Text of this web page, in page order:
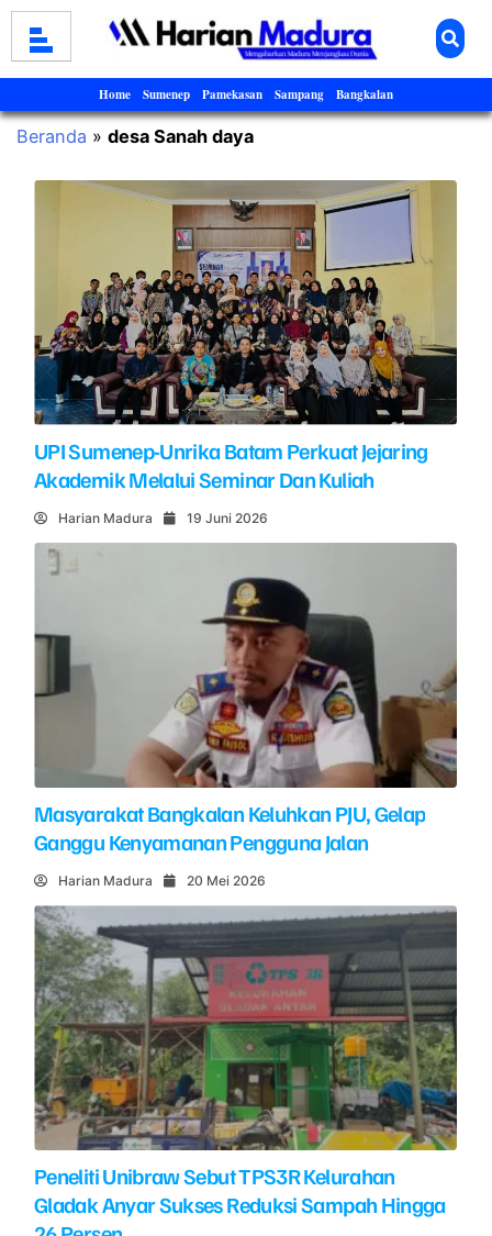
Home Sumenep Pamekasan Sampang Bangkalan
Beranda » desa Sanah daya
UPI Sumenep-Unrika Batam Perkuat Jejaring
Akademik Melalui Seminar Dan Kuliah
Harian Madura 19 Juni 2026
Masyarakat Bangkalan Keluhkan PJU, Gelap
Ganggu Kenyamanan Pengguna Jalan
Harian Madura 20 Mei 2026
Peneliti Unibraw Sebut TPS3R Kelurahan
Gladak Anyar Sukses Reduksi Sampah Hingga